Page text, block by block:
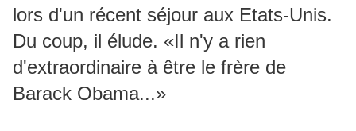
lors d'un récent séjour aux Etats-Unis.
Du coup, il élude. «Il n'y a rien
d'extraordinaire à être le frère de
Barack Obama...»